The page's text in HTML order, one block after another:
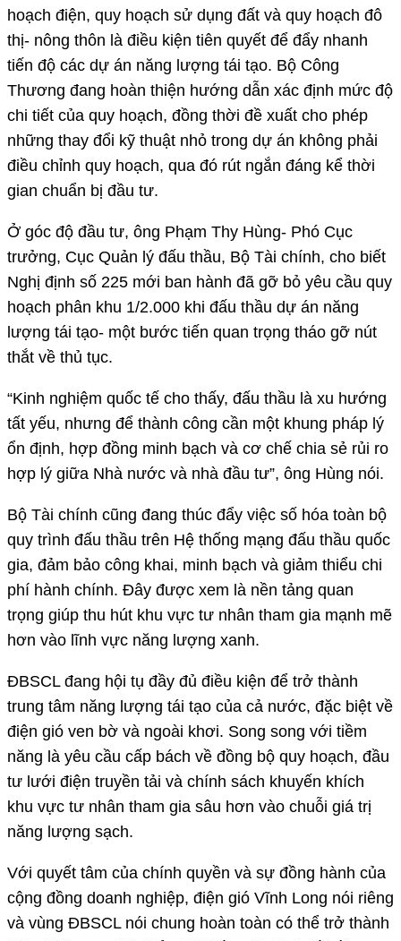
hoạch điện, quy hoạch sử dụng đất và quy hoạch đô
thị- nông thôn là điều kiện tiên quyết để đẩy nhanh
tiến độ các dự án năng lượng tái tạo. Bộ Công
Thương đang hoàn thiện hướng dẫn xác định mức độ
chi tiết của quy hoạch, đồng thời đề xuất cho phép
những thay đổi kỹ thuật nhỏ trong dự án không phải
điều chỉnh quy hoạch, qua đó rút ngắn đáng kể thời
gian chuẩn bị đầu tư.
Ở góc độ đầu tư, ông Phạm Thy Hùng- Phó Cục
trưởng, Cục Quản lý đấu thầu, Bộ Tài chính, cho biết
Nghị định số 225 mới ban hành đã gỡ bỏ yêu cầu quy
hoạch phân khu 1/2.000 khi đấu thầu dự án năng
lượng tái tạo- một bước tiến quan trọng tháo gỡ nút
thắt về thủ tục.
“Kinh nghiệm quốc tế cho thấy, đấu thầu là xu hướng
tất yếu, nhưng để thành công cần một khung pháp lý
ổn định, hợp đồng minh bạch và cơ chế chia sẻ rủi ro
hợp lý giữa Nhà nước và nhà đầu tư”, ông Hùng nói.
Bộ Tài chính cũng đang thúc đẩy việc số hóa toàn bộ
quy trình đấu thầu trên Hệ thống mạng đấu thầu quốc
gia, đảm bảo công khai, minh bạch và giảm thiểu chi
phí hành chính. Đây được xem là nền tảng quan
trọng giúp thu hút khu vực tư nhân tham gia mạnh mẽ
hơn vào lĩnh vực năng lượng xanh.
ĐBSCL đang hội tụ đầy đủ điều kiện để trở thành
trung tâm năng lượng tái tạo của cả nước, đặc biệt về
điện gió ven bờ và ngoài khơi. Song song với tiềm
năng là yêu cầu cấp bách về đồng bộ quy hoạch, đầu
tư lưới điện truyền tải và chính sách khuyến khích
khu vực tư nhân tham gia sâu hơn vào chuỗi giá trị
năng lượng sạch.
Với quyết tâm của chính quyền và sự đồng hành của
cộng đồng doanh nghiệp, điện gió Vĩnh Long nói riêng
và vùng ĐBSCL nói chung hoàn toàn có thể trở thành